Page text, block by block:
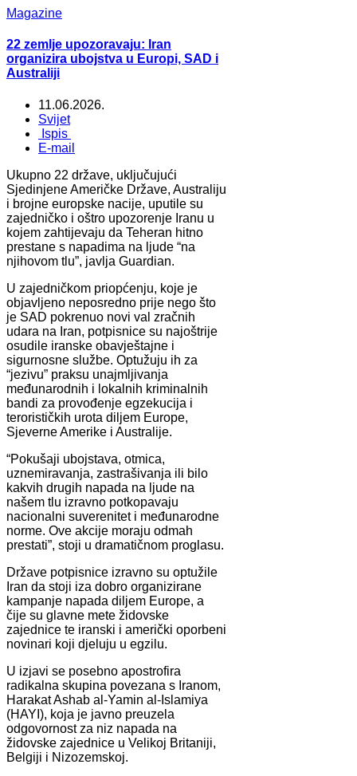
Magazine
22 zemlje upozoravaju: Iran
organizira ubojstva u Europi, SAD i
Australiji
11.06.2026.
Svijet
Ispis
E-mail
Ukupno 22 države, uključujući
Sjedinjene Američke Države, Australiju
i brojne europske nacije, uputile su
zajedničko i oštro upozorenje Iranu u
kojem zahtijevaju da Teheran hitno
prestane s napadima na ljude “na
njihovom tlu”, javlja Guardian.
U zajedničkom priopćenju, koje je
objavljeno neposredno prije nego što
je SAD pokrenuo novi val zračnih
udara na Iran, potpisnice su najoštrije
osudile iranske obavještajne i
sigurnosne službe. Optužuju ih za
“jezivu” praksu unajmljivanja
međunarodnih i lokalnih kriminalnih
bandi za provođenje egzekucija i
terorističkih urota diljem Europe,
Sjeverne Amerike i Australije.
“Pokušaji ubojstava, otmica,
uznemiravanja, zastrašivanja ili bilo
kakvih drugih napada na ljude na
našem tlu izravno potkopavaju
nacionalni suverenitet i međunarodne
norme. Ove akcije moraju odmah
prestati”, stoji u dramatičnom proglasu.
Države potpisnice izravno su optužile
Iran da stoji iza dobro organizirane
kampanje napada diljem Europe, a
čije su glavne mete židovske
zajednice te iranski i američki oporbeni
novinari koji djeluju u egzilu.
U izjavi se posebno apostrofira
radikalna skupina povezana s Iranom,
Harakat Ashab al-Yamin al-Islamiya
(HAYI), koja je javno preuzela
odgovornost za niz napada na
židovske zajednice u Velikoj Britaniji,
Belgiji i Nizozemskoj.